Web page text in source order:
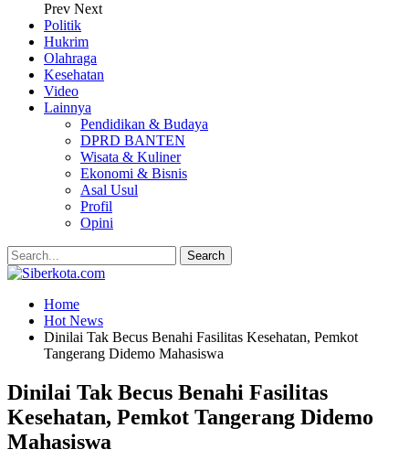
Prev Next
Politik
Hukrim
Olahraga
Kesehatan
Video
Lainnya
Pendidikan & Budaya
DPRD BANTEN
Wisata & Kuliner
Ekonomi & Bisnis
Asal Usul
Profil
Opini
Home
Hot News
Dinilai Tak Becus Benahi Fasilitas Kesehatan, Pemkot
Tangerang Didemo Mahasiswa
Dinilai Tak Becus Benahi Fasilitas
Kesehatan, Pemkot Tangerang Didemo
Mahasiswa